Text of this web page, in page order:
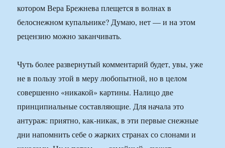
котором Вера Брежнева плещется в волнах в
белоснежном купальнике? Думаю, нет — и на этом
рецензию можно заканчивать.
Чуть более развернутый комментарий будет, увы, уже
не в пользу этой в меру любопытной, но в целом
совершенно «никакой» картины. Налицо две
принципиальные составляющие. Для начала это
антураж: приятно, как-никак, в эти первые снежные
дни напомнить себе о жарких странах со слонами и